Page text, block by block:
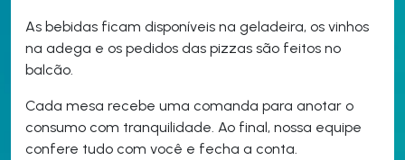
As bebidas ficam disponíveis na geladeira, os vinhos
na adega e os pedidos das pizzas são feitos no
balcão.
Cada mesa recebe uma comanda para anotar o
consumo com tranquilidade. Ao final, nossa equipe
confere tudo com você e fecha a conta.